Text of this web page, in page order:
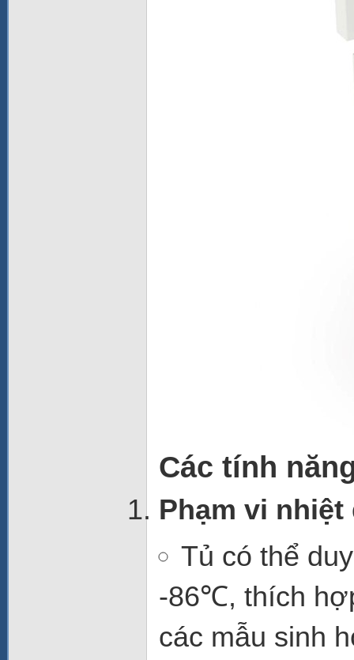
Các tính
Phạm vi
Tủ có thể
-86℃, thích
các mẫu sinh